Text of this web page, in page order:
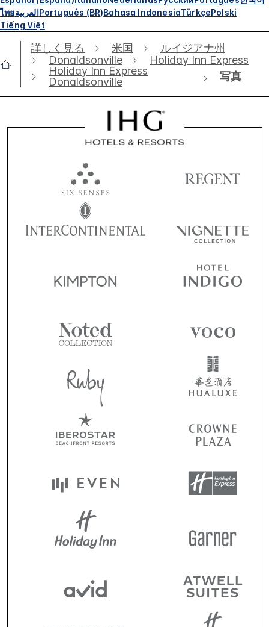
ไทยالعربيةPortuguês (BR)Bahasa IndonesiaTürkçePolski
Tiếng Việt
詳しく見る 米国
ルイジアナ州
Donaldsonville
Holiday Inn Express
Holiday Inn Express
Donaldsonville
写真